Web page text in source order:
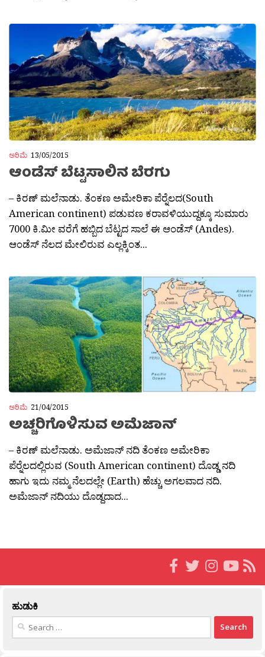
ಅರಿಮೆ 13/05/2015
ಆಂಡೆಸ್ ಬೆಟ್ಟಸಾಲಿನ ಬೆರಗು
– ಕಿರಣ್ ಮಲೆನಾಡು. ತೆಂಕಣ ಅಮೇರಿಕಾ ಪೆರ‍್ನೆಲದ(South
American continent) ಪಡುವಣ ಕರಾವಳಿಯುದ್ದಕ್ಕೂ ಸುಮಾರು
7000 ಕಿ.ಮೀ ವರೆಗೆ ಹಬ್ಬಿದ ಬೆಟ್ಟದ ಸಾಲೆ ಈ ಆಂಡೆಸ್ (Andes).
ಆಂಡೆಸ್ ನೆಲದ ಮೇಲಿರುವ ಎಲ್ಲಕ್ಕಿಂತ...
ಅರಿಮೆ 21/04/2015
ಅಚ್ಚರಿಗೊಳಿಸುವ ಅಮೆಜಾನ್
– ಕಿರಣ್ ಮಲೆನಾಡು. ಅಮೆಜಾನ್ ನದಿ ತೆಂಕಣ ಅಮೇರಿಕಾ
ಪೆರ‍್ನೆಲದಲ್ಲಿರುವ (South American continent) ದೊಡ್ಡ ನದಿ
ಹಾಗು ಇದು ನಮ್ಮ ನೆಲದಲ್ಲೇ (Earth) ಹೆಚ್ಚು ಅಗಲವಾದ ನದಿ.
ಅಮೆಜಾನ್ ನದಿಯು ದೊಡ್ದದಾದ...
ಹುಡುಕಿ
Search